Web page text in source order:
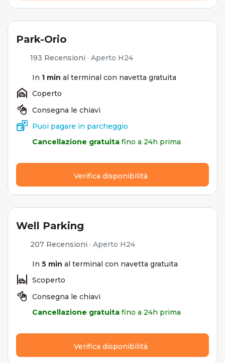
Park-Orio
193 Recensioni · Aperto H24
In 1 min al terminal con navetta gratuita
Coperto
Consegna le chiavi
Puoi pagare in parcheggio
Cancellazione gratuita fino a 24h prima
Verifica disponibilità
Well Parking
207 Recensioni · Aperto H24
In 5 min al terminal con navetta gratuita
Scoperto
Consegna le chiavi
Cancellazione gratuita fino a 24h prima
Verifica disponibilità